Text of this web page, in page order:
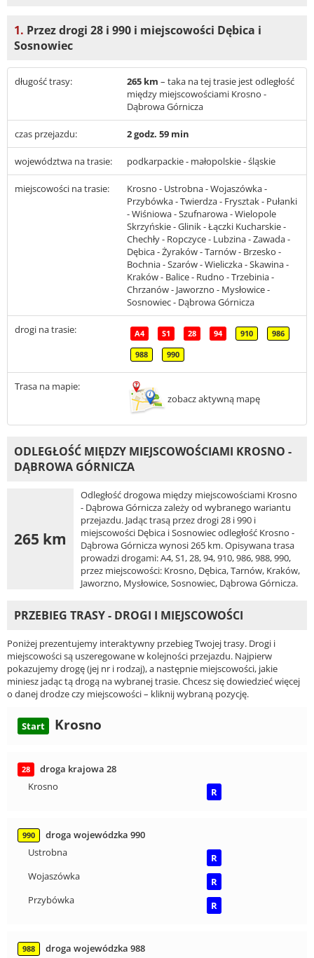
1. Przez drogi 28 i 990 i miejscowości Dębica i
Sosnowiec
długość trasy: 265 km – taka na tej trasie jest odległość
między miejscowościami Krosno -
Dąbrowa Górnicza
czas przejazdu: 2 godz. 59 min
województwa na trasie: podkarpackie - małopolskie - śląskie
miejscowości na trasie:
Krosno - Ustrobna - Wojaszówka -
Przybówka - Twierdza - Frysztak - Pułanki
- Wiśniowa - Szufnarowa - Wielopole
Skrzyńskie - Glinik - Łączki Kucharskie -
Chechły - Ropczyce - Lubzina - Zawada -
Dębica - Żyraków - Tarnów - Brzesko -
Bochnia - Szarów - Wieliczka - Skawina -
Kraków - Balice - Rudno - Trzebinia -
Chrzanów - Jaworzno - Mysłowice -
Sosnowiec - Dąbrowa Górnicza
drogi na trasie: A4 S1 28 94 910 986
988 990
Trasa na mapie:
zobacz aktywną mapę
ODLEGŁOŚĆ MIĘDZY MIEJSCOWOŚCIAMI KROSNO -
DĄBROWA GÓRNICZA
265 km
Odległość drogowa między miejscowościami Krosno
- Dąbrowa Górnicza zależy od wybranego wariantu
przejazdu. Jadąc trasą przez drogi 28 i 990 i
miejscowości Dębica i Sosnowiec odległość Krosno -
Dąbrowa Górnicza wynosi 265 km. Opisywana trasa
prowadzi drogami: A4, S1, 28, 94, 910, 986, 988, 990,
przez miejscowości: Krosno, Dębica, Tarnów, Kraków,
Jaworzno, Mysłowice, Sosnowiec, Dąbrowa Górnicza.
PRZEBIEG TRASY - DROGI I MIEJSCOWOŚCI
Poniżej prezentujemy interaktywny przebieg Twojej trasy. Drogi i
miejscowości są uszeregowane w kolejności przejazdu. Najpierw
pokazujemy drogę (jej nr i rodzaj), a następnie miejscowości, jakie
miniesz jadąc tą drogą na wybranej trasie. Chcesz się dowiedzieć więcej
o danej drodze czy miejscowości – kliknij wybraną pozycję.
Start Krosno
28
droga krajowa 28
Krosno
R
990
droga wojewódzka 990
Ustrobna
R
Wojaszówka
R
Przybówka
R
988
droga wojewódzka 988